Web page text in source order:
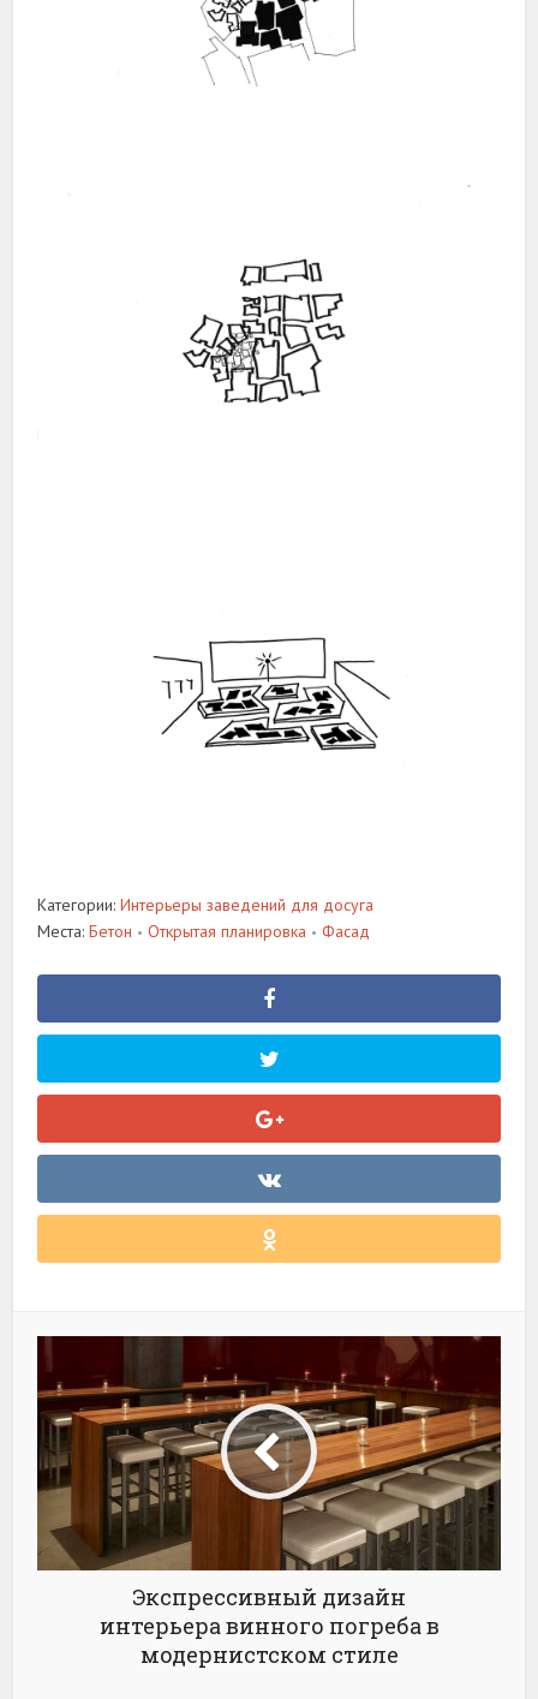
Категории:Интерьеры заведений для досуга
Места:Бетон • Открытая планировка • Фасад
Экспрессивный дизайн
интерьера винного погреба в
модернистском стиле